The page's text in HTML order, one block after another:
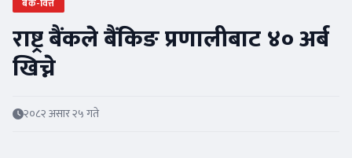
बैंक-वित्त
राष्ट्र बैंकले बैंकिङ प्रणालीबाट ४० अर्ब
खिच्ने
२०८२ असार २५ गते